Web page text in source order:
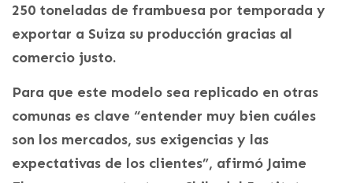
250 toneladas de frambuesa por temporada y
exportar a Suiza su producción gracias al
comercio justo.
Para que este modelo sea replicado en otras
comunas es clave “entender muy bien cuáles
son los mercados, sus exigencias y las
expectativas de los clientes”, afirmó Jaime